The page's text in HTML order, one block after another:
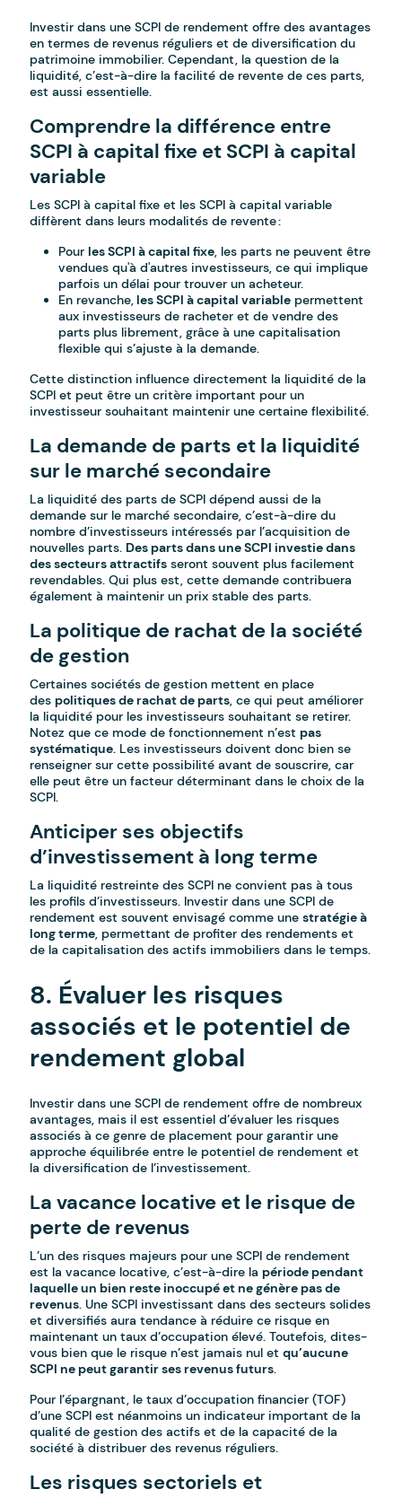
Investir dans une SCPI de rendement offre des avantages
en termes de revenus réguliers et de diversification du
patrimoine immobilier. Cependant, la question de la
liquidité, c’est-à-dire la facilité de revente de ces parts,
est aussi essentielle.
Comprendre la différence entre
SCPI à capital fixe et SCPI à capital
variable
Les SCPI à capital fixe et les SCPI à capital variable
diffèrent dans leurs modalités de revente :
Pourles SCPI à capital fixe, les parts ne peuvent être
vendues qu'à d'autres investisseurs, ce qui implique
parfois un délai pour trouver un acheteur.
En revanche,les SCPI à capital variable permettent
aux investisseurs de racheter et de vendre des
parts plus librement, grâce à une capitalisation
flexible qui s’ajuste à la demande.
Cette distinction influence directement la liquidité de la
SCPI et peut être un critère important pour un
investisseur souhaitant maintenir une certaine flexibilité.
La demande de parts et la liquidité
sur le marché secondaire
La liquidité des parts de SCPI dépend aussi de la
demande sur le marché secondaire, c’est-à-dire du
nombre d’investisseurs intéressés par l’acquisition de
nouvelles parts. Des parts dans une SCPI investie dans
des secteurs attractifs seront souvent plus facilement
revendables. Qui plus est, cette demande contribuera
également à maintenir un prix stable des parts.
La politique de rachat de la société
de gestion
Certaines sociétés de gestion mettent en place
despolitiques de rachat de parts, ce qui peut améliorer
la liquidité pour les investisseurs souhaitant se retirer.
Notez que ce mode de fonctionnement n’estpas
systématique. Les investisseurs doivent donc bien se
renseigner sur cette possibilité avant de souscrire, car
elle peut être un facteur déterminant dans le choix de la
SCPI.
Anticiper ses objectifs
d’investissement à long terme
La liquidité restreinte des SCPI ne convient pas à tous
les profils d’investisseurs. Investir dans une SCPI de
rendement est souvent envisagé comme unestratégie à
long terme, permettant de profiter des rendements et
de la capitalisation des actifs immobiliers dans le temps.
8. Évaluer les risques
associés et le potentiel de
rendement global
Investir dans une SCPI de rendement offre de nombreux
avantages, mais il est essentiel d’évaluer les risques
associés à ce genre de placement pour garantir une
approche équilibrée entre le potentiel de rendement et
la diversification de l’investissement.
La vacance locative et le risque de
perte de revenus
L’un des risques majeurs pour une SCPI de rendement
est la vacance locative, c’est-à-dire lapériode pendant
laquelle un bien reste inoccupé et ne génère pas de
revenus. Une SCPI investissant dans des secteurs solides
et diversifiés aura tendance à réduire ce risque en
maintenant un taux d’occupation élevé. Toutefois, dites-
vous bien que le risque n’est jamais nul etqu’aucune
SCPI ne peut garantir ses revenus futurs.
Pour l’épargnant, le taux d’occupation financier (TOF)
d’une SCPI est néanmoins un indicateur important de la
qualité de gestion des actifs et de la capacité de la
société à distribuer des revenus réguliers.
Les risques sectoriels et